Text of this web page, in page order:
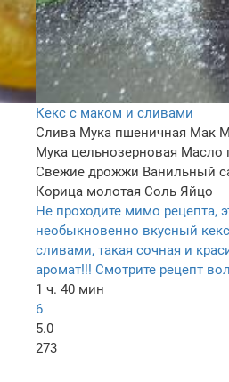
Кекс с маком и сливами
Слива Мука пшеничная Мак
Мука цельнозерновая Масло
Свежие дрожжи Ванильный
Корица молотая Соль Яйцо
Не проходите мимо рецепта,
необыкновенно вкусный
сливами, такая сочная и
аромат!!! Смотрите рецепт
1 ч. 40 мин
6
5.0
273